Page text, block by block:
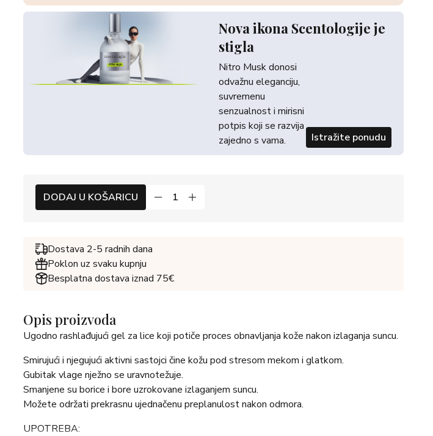
Nova ikona Scentologije je
stigla
Nitro Musk donosi
odvažnu eleganciju,
suvremenu
senzualnost i mirisni
potpis koji se razvija
zajedno s vama.
Istražite ponudu
DODAJ U KOŠARICU
Dostava 2-5 radnih dana
Poklon uz svaku kupnju
Besplatna dostava iznad 75€
Opis proizvoda
Ugodno rashlađujući gel za lice koji potiče proces obnavljanja kože nakon izlaganja suncu.
Smirujući i njegujući aktivni sastojci čine kožu pod stresom mekom i glatkom.
Gubitak vlage nježno se uravnotežuje.
Smanjene su borice i bore uzrokovane izlaganjem suncu.
Možete održati prekrasnu ujednačenu preplanulost nakon odmora.
UPOTREBA: